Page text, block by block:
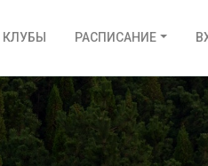
КЛУБЫ РАСПИСАНИЕ